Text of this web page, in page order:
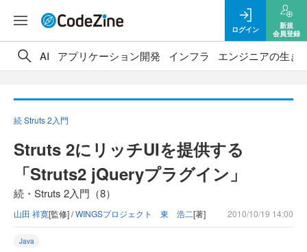
ログイン
新規
会員登録
AI アプリケーション開発 インフラ エンジニアの生き
続 Struts 2入門
Struts 2にリッチUIを提供する
「Struts2 jQueryプラグイン」
続・Struts 2入門（8）
山田 祥寛[監修] /WINGSプロジェクト 東 浩二[著] 2010/10/19 14:00
Java